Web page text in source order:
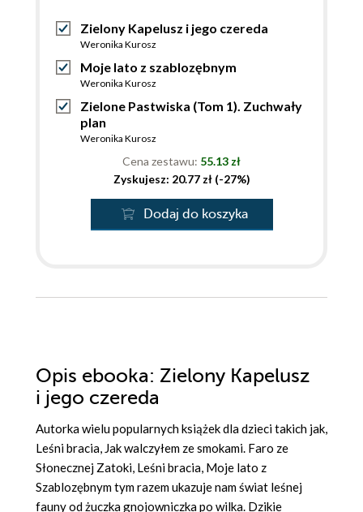
Zielony Kapelusz i jego czereda
Weronika Kurosz
Moje lato z szablozębnym
Weronika Kurosz
Zielone Pastwiska (Tom 1). Zuchwały
plan
Weronika Kurosz
Cena zestawu: 55.13 zł
Zyskujesz: 20.77 zł (-27%)
Dodaj do koszyka
Opis ebooka: Zielony Kapelusz
i jego czereda
Autorka wielu popularnych książek dla dzieci takich jak,
Leśni bracia, Jak walczyłem ze smokami. Faro ze
Słonecznej Zatoki, Leśni bracia, Moje lato z
Szablozębnym tym razem ukazuje nam świat leśnej
fauny od żuczka gnojowniczka po wilka. Dzikie